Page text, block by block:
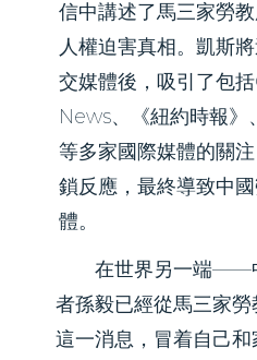
信中講述了馬三家勞
人權迫害真相。凱斯
交媒體後，吸引了包
News、《紐約時報》
等多家國際媒體的關
鎖反應，最終導致中
體。
在世界另一端——
者孫毅已經從馬三家
這一消息，冒着自己和